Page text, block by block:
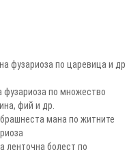
фузариоза по царевица и др
фузариоза по множество
фий и др.
мана по житните
ленточна болест по